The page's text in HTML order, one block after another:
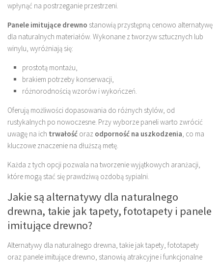
wpłynąć na postrzeganie przestrzeni.
Panele imitujące drewno stanowią przystępną cenowo alternatywę
dla naturalnych materiałów. Wykonane z tworzyw sztucznych lub
winylu, wyróżniają się:
prostotą montażu,
brakiem potrzeby konserwacji,
różnorodnością wzorów i wykończeń.
Oferują możliwości dopasowania do różnych stylów, od
rustykalnych po nowoczesne. Przy wyborze paneli warto zwrócić
uwagę na ich trwałość oraz odporność na uszkodzenia , co ma
kluczowe znaczenie na dłuższą metę.
Każda z tych opcji pozwala na tworzenie wyjątkowych aranżacji,
które mogą stać się prawdziwą ozdobą sypialni.
Jakie są alternatywy dla naturalnego
drewna, takie jak tapety, fototapety i panele
imitujące drewno?
Alternatywy dla naturalnego drewna, takie jak tapety, fototapety
oraz panele imitujące drewno, stanowią atrakcyjne i funkcjonalne